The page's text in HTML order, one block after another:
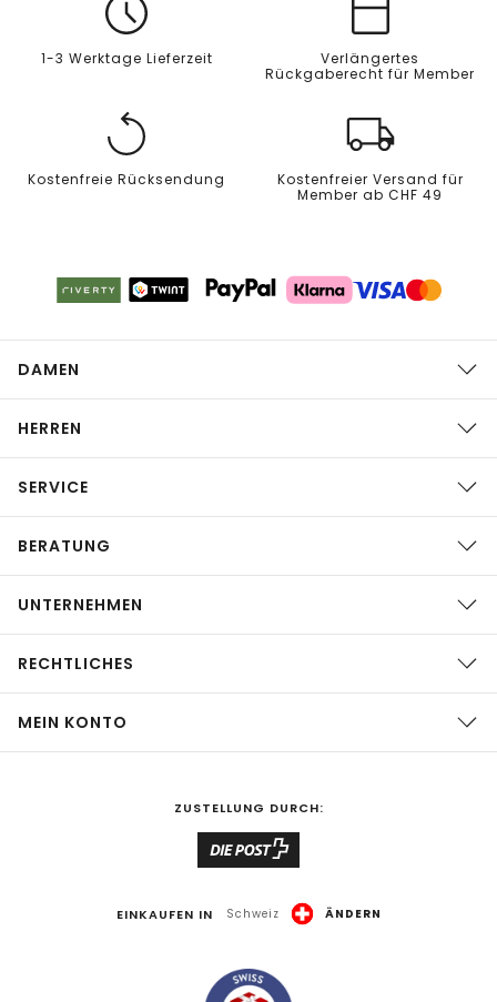
1-3 Werktage Lieferzeit
Verlängertes
Rückgaberecht für Member
Kostenfreie Rücksendung
Kostenfreier Versand für
Member ab CHF 49
DAMEN
HERREN
SERVICE
BERATUNG
UNTERNEHMEN
RECHTLICHES
MEIN KONTO
ZUSTELLUNG DURCH:
EINKAUFEN IN Schweiz ÄNDERN